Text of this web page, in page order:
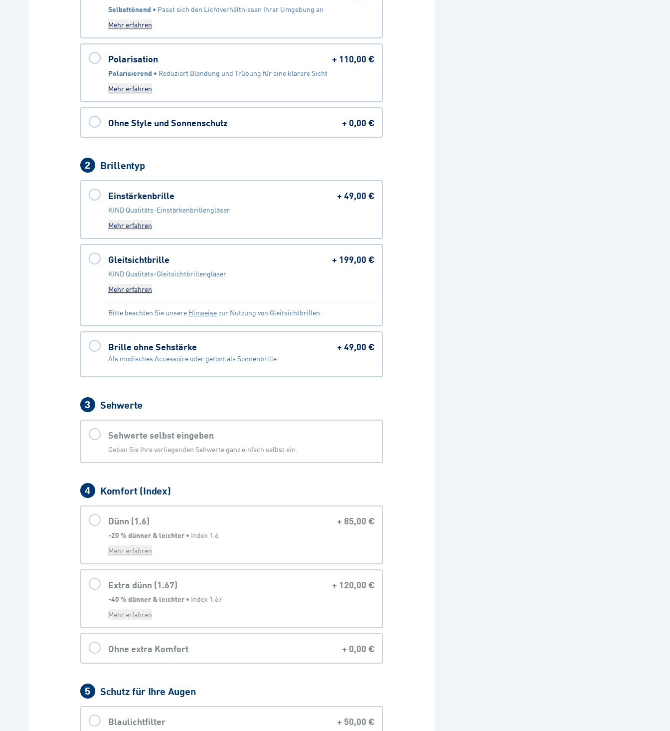
Selbsttönend • Passt sich den Lichtverhältnissen Ihrer Umgebung an
Mehr erfahren
Polarisation + 110,00 €
Polarisierend • Reduziert Blendung und Trübung für eine klarere Sicht
Mehr erfahren
Ohne Style und Sonnenschutz + 0,00 €
2 Brillentyp
Einstärkenbrille +49,00 €
KIND Qualitäts-Einstärkenbrillengläser
Mehr erfahren
Gleitsichtbrille + 199,00 €
KIND Qualitäts-Gleitsichtbrillengläser
Mehr erfahren
Bitte beachten Sie unsere Hinweisezur Nutzung von Gleitsichtbrillen.
Brille ohne Sehstärke +49,00 €
Als modisches Accessoire oder getönt als Sonnenbrille
3 Sehwerte
Sehwerte selbst eingeben
Geben Sie Ihre vorliegenden Sehwerte ganz einfach selbst ein.
4 Komfort (Index)
Dünn (1.6) + 85,00 €
-20 % dünner & leichter • Index 1.6
Mehr erfahren
Extra dünn (1.67) + 120,00 €
-40 % dünner & leichter • Index 1.67
Mehr erfahren
Ohne extra Komfort + 0,00 €
5 Schutz für Ihre Augen
Blaulichtfilter + 50,00 €